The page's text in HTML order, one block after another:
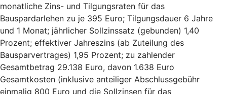
monatliche Zins- und Tilgungsraten für das
Bauspardarlehen zu je 395 Euro; Tilgungsdauer 6 Jahre
und 1 Monat; jährlicher Sollzinssatz (gebunden) 1,40
Prozent; effektiver Jahreszins (ab Zuteilung des
Bausparvertrages) 1,95 Prozent; zu zahlender
Gesamtbetrag 29.138 Euro, davon 1.638 Euro
Gesamtkosten (inklusive anteiliger Abschlussgebühr
einmalig 800 Euro und die Sollzinsen für das